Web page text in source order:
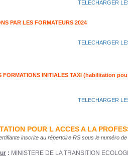
TELECHARGER
PAR LES FORMATEURS 2024
TELECHARGER
FORMATIONS INITIALES TAXI (habilitation
TELECHARGER
POUR L ACCES A LA
inscrite au répertoire RS sous le numéro
: MINISTERE DE LA TRANSITION